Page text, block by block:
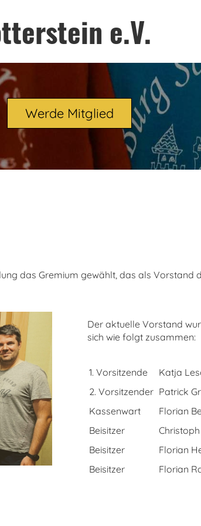
e.V.
Werde Mitglied
das Gremium gewählt, das als Vorstand
Der aktuelle Vorstand
sich wie folgt zusammen:
1. Vorsitzende
Katja
2. Vorsitzender Patrick
Kassenwart
Florian
Beisitzer
Beisitzer
Florian
Beisitzer
Florian